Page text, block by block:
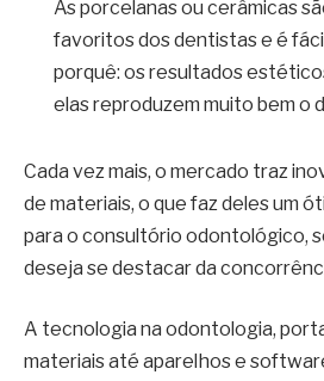
As porcelanas ou cerâmicas
favoritos dos dentistas e é
porquê: os resultados
elas reproduzem muito bem o
Cada vez mais, o mercado traz
de materiais, o que faz deles um
para o consultório odontológico,
deseja se destacar da
A tecnologia na odontologia,
materiais até aparelhos e